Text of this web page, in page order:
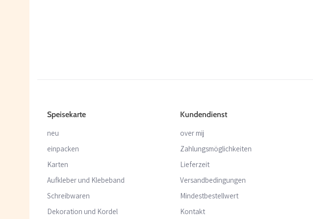
Speisekarte
neu
einpacken
Karten
Aufkleber und Klebeband
Schreibwaren
Dekoration und Kordel
Kundendienst
over mij
Zahlungsmöglichkeiten
Lieferzeit
Versandbedingungen
Mindestbestellwert
Kontakt